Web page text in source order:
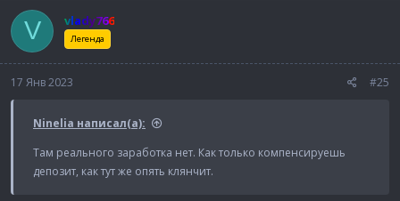
V vlady766
Легенда
17 Янв 2023 #25
Ninelia написал(а):
Там реального заработка нет. Как только компенсируешь
депозит, как тут же опять клянчит.